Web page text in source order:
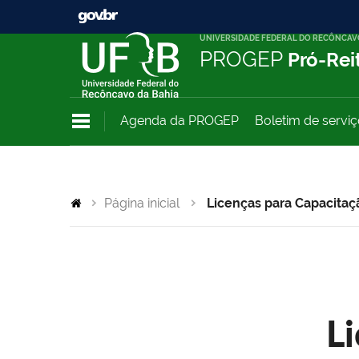
UNIVERSIDADE FEDERAL DO
PROGEP Pró-
Agenda da PROGEP Boletim de
Página inicial Licenças para